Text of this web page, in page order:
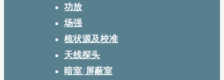
功放
场强
梳状源及校准
天线探头
暗室/屏蔽室